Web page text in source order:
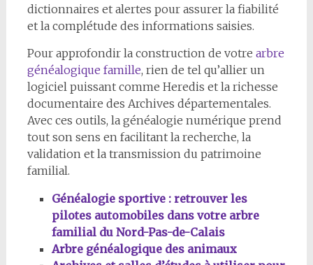
dictionnaires et alertes pour assurer la fiabilité
et la complétude des informations saisies.
Pour approfondir la construction de votre arbre
généalogique famille, rien de tel qu’allier un
logiciel puissant comme Heredis et la richesse
documentaire des Archives départementales.
Avec ces outils, la généalogie numérique prend
tout son sens en facilitant la recherche, la
validation et la transmission du patrimoine
familial.
Généalogie sportive : retrouver les
pilotes automobiles dans votre arbre
familial du Nord-Pas-de-Calais
Arbre généalogique des animaux